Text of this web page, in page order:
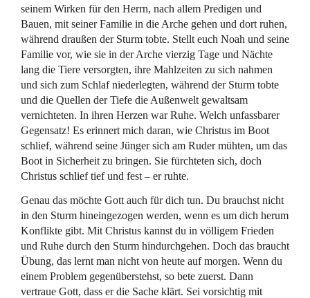
seinem Wirken für den Herrn, nach allem Predigen und
Bauen, mit seiner Familie in die Arche gehen und dort ruhen,
während draußen der Sturm tobte. Stellt euch Noah und seine
Familie vor, wie sie in der Arche vierzig Tage und Nächte
lang die Tiere versorgten, ihre Mahlzeiten zu sich nahmen
und sich zum Schlaf niederlegten, während der Sturm tobte
und die Quellen der Tiefe die Außenwelt gewaltsam
vernichteten. In ihren Herzen war Ruhe. Welch unfassbarer
Gegensatz! Es erinnert mich daran, wie Christus im Boot
schlief, während seine Jünger sich am Ruder mühten, um das
Boot in Sicherheit zu bringen. Sie fürchteten sich, doch
Christus schlief tief und fest – er ruhte.
Genau das möchte Gott auch für dich tun. Du brauchst nicht
in den Sturm hineingezogen werden, wenn es um dich herum
Konflikte gibt. Mit Christus kannst du in völligem Frieden
und Ruhe durch den Sturm hindurchgehen. Doch das braucht
Übung, das lernt man nicht von heute auf morgen. Wenn du
einem Problem gegenüberstehst, so bete zuerst. Dann
vertraue Gott, dass er die Sache klärt. Sei vorsichtig mit